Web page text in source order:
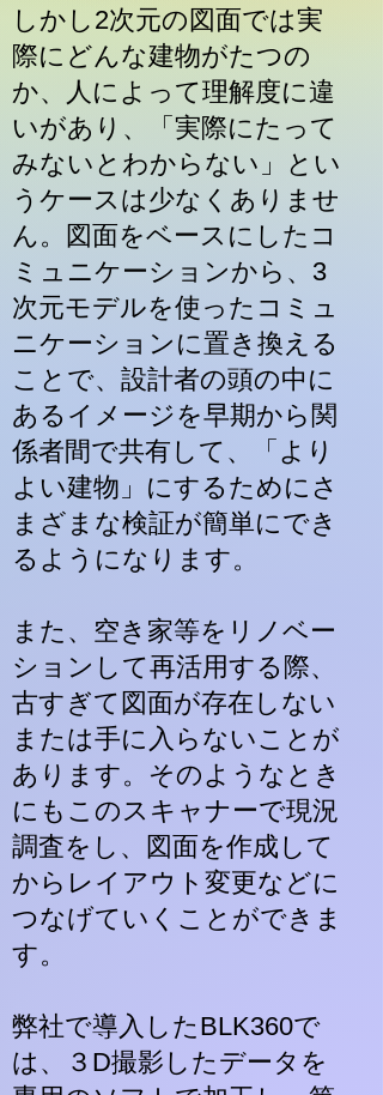
しかし2次元の図面では実
際にどんな建物がたつの
か、人によって理解度に違
いがあり、「実際にたって
みないとわからない」とい
うケースは少なくありませ
ん。図面をベースにしたコ
ミュニケーションから、3
次元モデルを使ったコミュ
ニケーションに置き換える
ことで、設計者の頭の中に
あるイメージを早期から関
係者間で共有して、「より
よい建物」にするためにさ
まざまな検証が簡単にでき
るようになります。
また、空き家等をリノベー
ションして再活用する際、
古すぎて図面が存在しない
または手に入らないことが
あります。そのようなとき
にもこのスキャナーで現況
調査をし、図面を作成して
からレイアウト変更などに
つなげていくことができま
す​。
弊社で導入したBLK360で
は、３D撮影したデータを